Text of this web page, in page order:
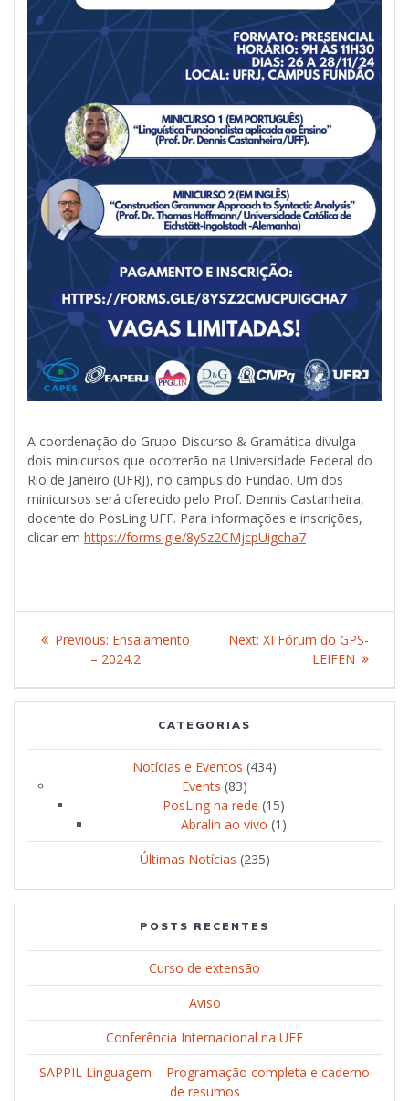
A coordenação do Grupo Discurso & Gramática divulga
dois minicursos que ocorrerão na Universidade Federal do
Rio de Janeiro (UFRJ), no campus do Fundão. Um dos
minicursos será oferecido pelo Prof. Dennis Castanheira,
docente do PosLing UFF. Para informações e inscrições,
clicar em https://forms.gle/8ySz2CMjcpUigcha7
Post
navigation
Previous: Previous
post:
Ensalamento
– 2024.2
Next: Next
XI Fórum do GPS-
LEIFEN
CATEGORIAS
Notícias e Eventos (434)
Events (83)
PosLing na rede (15)
Abralin ao vivo (1)
Últimas Notícias (235)
POSTS RECENTES
Curso de extensão
Aviso
Conferência Internacional na UFF
SAPPIL Linguagem – Programação completa e caderno
de resumos